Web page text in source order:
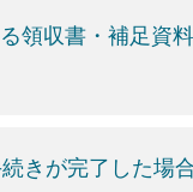
領収書・補足資
きが完了した場